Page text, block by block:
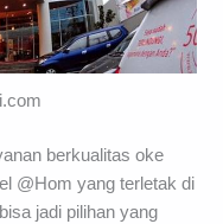
berkualitas oke
@Hom yang terletak di
jadi pilihan yang